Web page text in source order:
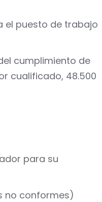
el puesto de trabajo
cumplimiento de
cualificado, 48.500
para su
no conformes)